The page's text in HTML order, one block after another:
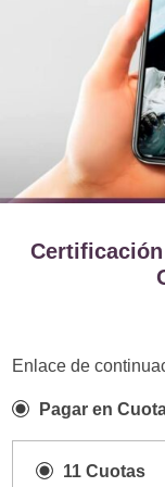
Enlace de
Pagar en
11 Cuotas